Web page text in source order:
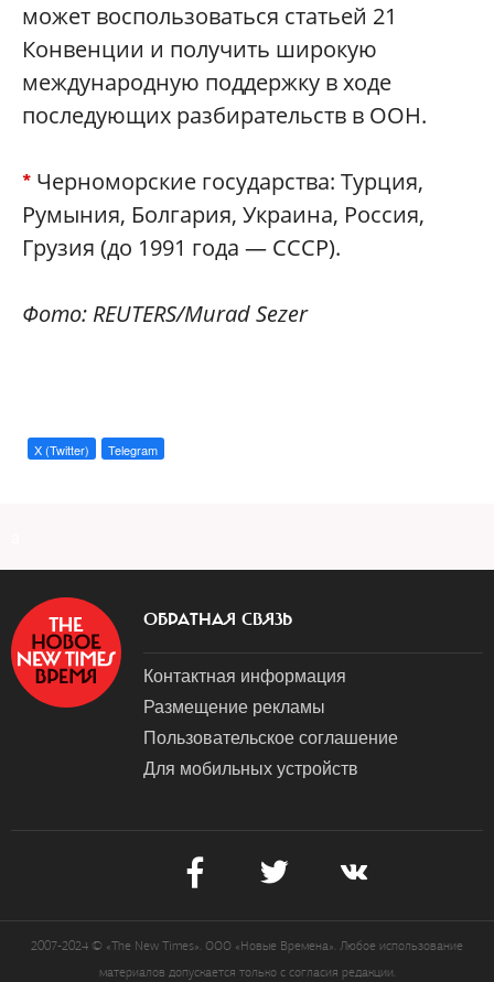
может воспользоваться статьей 21
Конвенции и получить широкую
международную поддержку в ходе
последующих разбирательств в ООН.
* Черноморские государства: Турция,
Румыния, Болгария, Украина, Россия,
Грузия (до 1991 года — СССР).
Фото: REUTERS/Murad Sezer
X (Twitter) Telegram
ОБРАТНАЯ СВЯЗЬ
Контактная информация
Размещение рекламы
Пользовательское соглашение
Для мобильных устройств
2007-2024 © «The New Times». ООО «Новые Времена». Любое использование
материалов допускается только с согласия редакции.